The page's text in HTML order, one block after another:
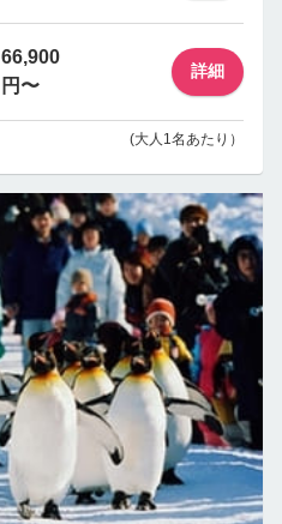
66,900
円〜
詳細
(大人1名あたり）